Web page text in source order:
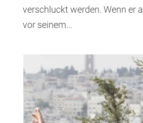
verschluckt werden. Wenn er
vor seinem...